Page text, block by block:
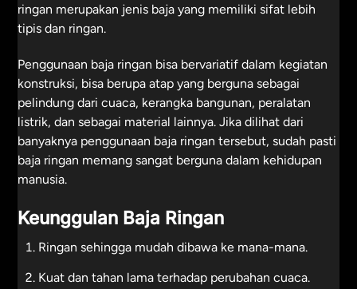
ringan merupakan jenis baja yang memiliki sifat lebih
tipis dan ringan.
Penggunaan baja ringan bisa bervariatif dalam kegiatan
konstruksi, bisa berupa atap yang berguna sebagai
pelindung dari cuaca, kerangka bangunan, peralatan
listrik, dan sebagai material lainnya. Jika dilihat dari
banyaknya penggunaan baja ringan tersebut, sudah pasti
baja ringan memang sangat berguna dalam kehidupan
manusia.
Keunggulan Baja Ringan
Ringan sehingga mudah dibawa ke mana-mana.
Kuat dan tahan lama terhadap perubahan cuaca.